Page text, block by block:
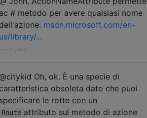
ac # metodo per avere qualsiasi nome
dell'azione: msdn.microsoft.com/en-
us/library/...
citykid
@citykid Oh, ok. È una specie di
caratteristica obsoleta dato che puoi
specificare le rotte con un
Route attributo sul metodo di azione